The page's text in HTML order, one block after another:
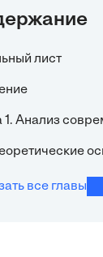
лист
1. Анализ
все главы